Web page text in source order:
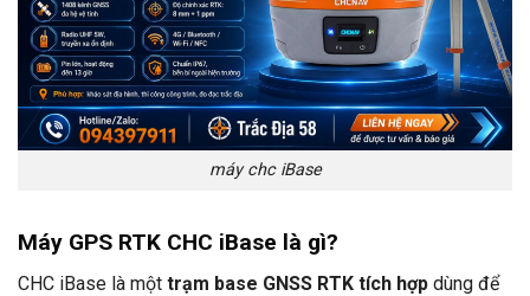
máy chc iBase
Máy GPS RTK CHC iBase là gì?
CHC iBase là một trạm base GNSS RTK tích hợp dùng để